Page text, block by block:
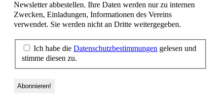
Newsletter abbestellen. Ihre Daten werden nur zu internen
Zwecken, Einladungen, Informationen des Vereins
verwendet. Sie werden nicht an Dritte weitergegeben.
Ich habe die Datenschutzbestimmungen gelesen und
stimme diesen zu.